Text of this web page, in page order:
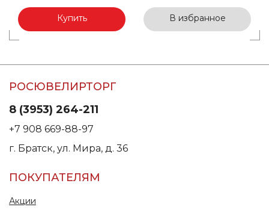
Купить В избранное
РОСЮВЕЛИРТОРГ
8 (3953) 264-211
+7 908 669-88-97
г. Братск, ул. Мира, д. 36
ПОКУПАТЕЛЯМ
Акции